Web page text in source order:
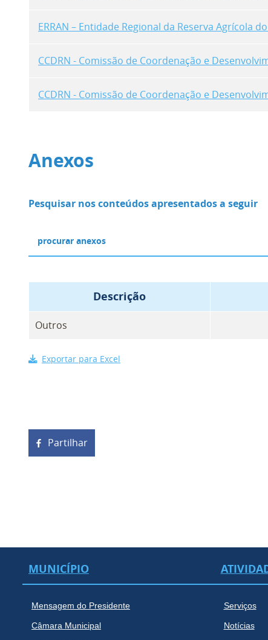
ERRAN – Entidade Regional da Reserva Agrícola
CCDRN - Comissão de Coordenação e
CCDRN - Comissão de Coordenação e
Anexos
Pesquisar nos conteúdos apresentados a seguir
Descrição
Outros
Exportar para Excel
Partilhar
MUNICÍPIO
Mensagem do Presidente
Câmara Municipal
Serviços
Notícias